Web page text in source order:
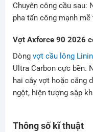
Chuyên công cầu sau:
pha tấn công mạnh
Vợt Axforce 90 2026
Dòng vợt cầu lông
Ultra Carbon cực bền.
hai cây vợt hoặc căng
ngột, hiện tượng sập
Thông số kĩ thuật